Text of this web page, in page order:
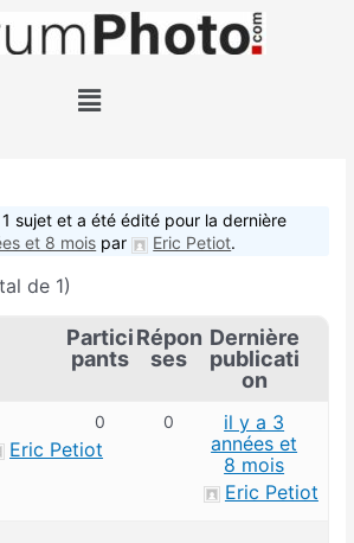
sujet et a été édité pour la dernière
et 8 mois par Eric Petiot.
de 1)
Partici
pants
Répon
ses
Dernière
publicati
on
Eric Petiot
0 0
il y a 3
années et
8 mois
Eric Petiot